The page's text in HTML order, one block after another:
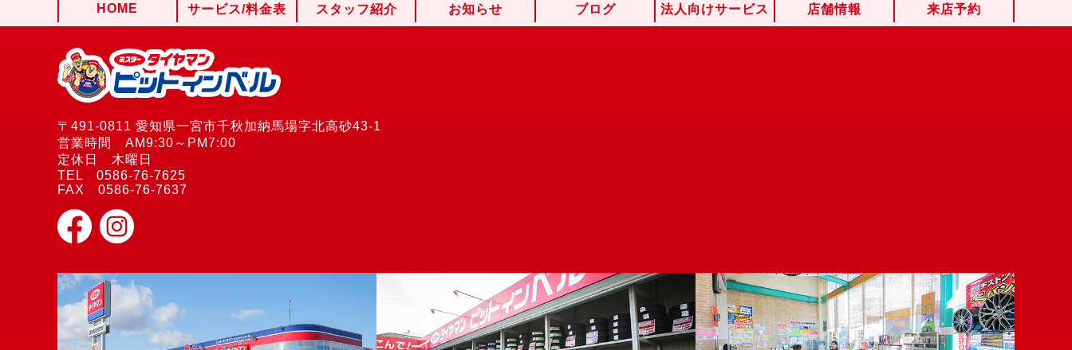
HOME サービス/料金表 スタッフ紹介 お知らせ ブログ 法人向けサービス 店舗情報 来店予約
〒491-0811 愛知県一宮市千秋加納馬場字北高砂43-1
営業時間 AM9:30～PM7:00
定休日 木曜日
TEL 0586-76-7625
FAX 0586-76-7637